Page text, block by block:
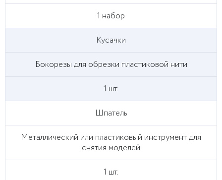
1 набор
Кусачки
Бокорезы для обрезки пластиковой нити
1 шт.
Шпатель
Металлический или пластиковый инструмент для
снятия моделей
1 шт.